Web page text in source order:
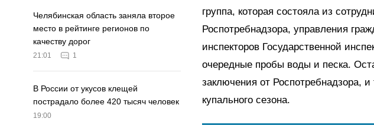
Челябинская область заняла второе
место в рейтинге регионов по
качеству дорог
21:01 1
В России от укусов клещей
пострадало более 420 тысяч человек
19:00
группа, которая состояла из
Роспотребнадзора, управления
инспекторов Государственной
очередные пробы воды и песка.
заключения от Роспотребнадзора,
купального сезона.